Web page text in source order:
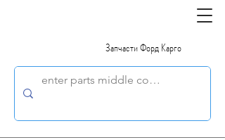
Запчасти Форд Карго